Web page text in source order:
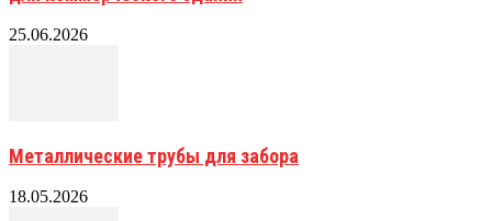
25.06.2026
Металлические трубы для забора
18.05.2026